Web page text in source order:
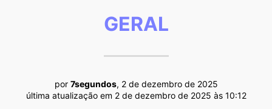
GERAL
por 7segundos, 2 de dezembro de 2025
última atualização em 2 de dezembro de 2025 às 10:12